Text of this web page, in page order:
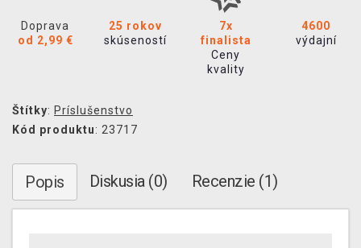
Doprava
od 2,99 €
25 rokov
skúseností
7x
finalista
Ceny
kvality
4600
výdajní
Štítky: Príslušenstvo
Kód produktu: 23717
Popis Diskusia (0) Recenzie (1)